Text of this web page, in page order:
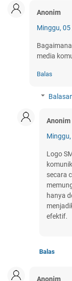
Anonim
Minggu,
media
Balas
Anonim
Logo
secara
hanya
efektif.
Balas
Anonim